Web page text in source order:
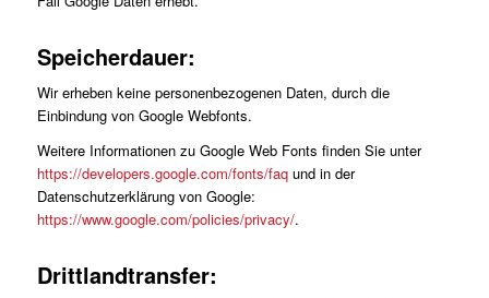
Speicherdauer:
Wir erheben keine personenbezogenen Daten, durch die
Einbindung von Google Webfonts.
Weitere Informationen zu Google Web Fonts finden Sie unter
https://developers.google.com/fonts/faqund in der
Datenschutzerklärung von Google:
https://www.google.com/policies/privacy/.
Drittlandtransfer: